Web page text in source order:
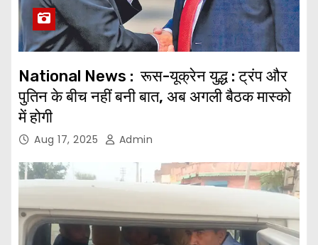
National News : रूस-यूक्रेन युद्ध : ट्रंप और
पुतिन के बीच नहीं बनी बात, अब अगली बैठक मास्को
में होगी
Aug 17, 2025 Admin